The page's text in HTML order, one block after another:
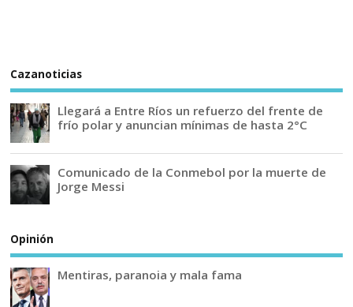
Cazanoticias
Llegará a Entre Ríos un refuerzo del frente de
frío polar y anuncian mínimas de hasta 2°C
Comunicado de la Conmebol por la muerte de
Jorge Messi
Opinión
Mentiras, paranoia y mala fama